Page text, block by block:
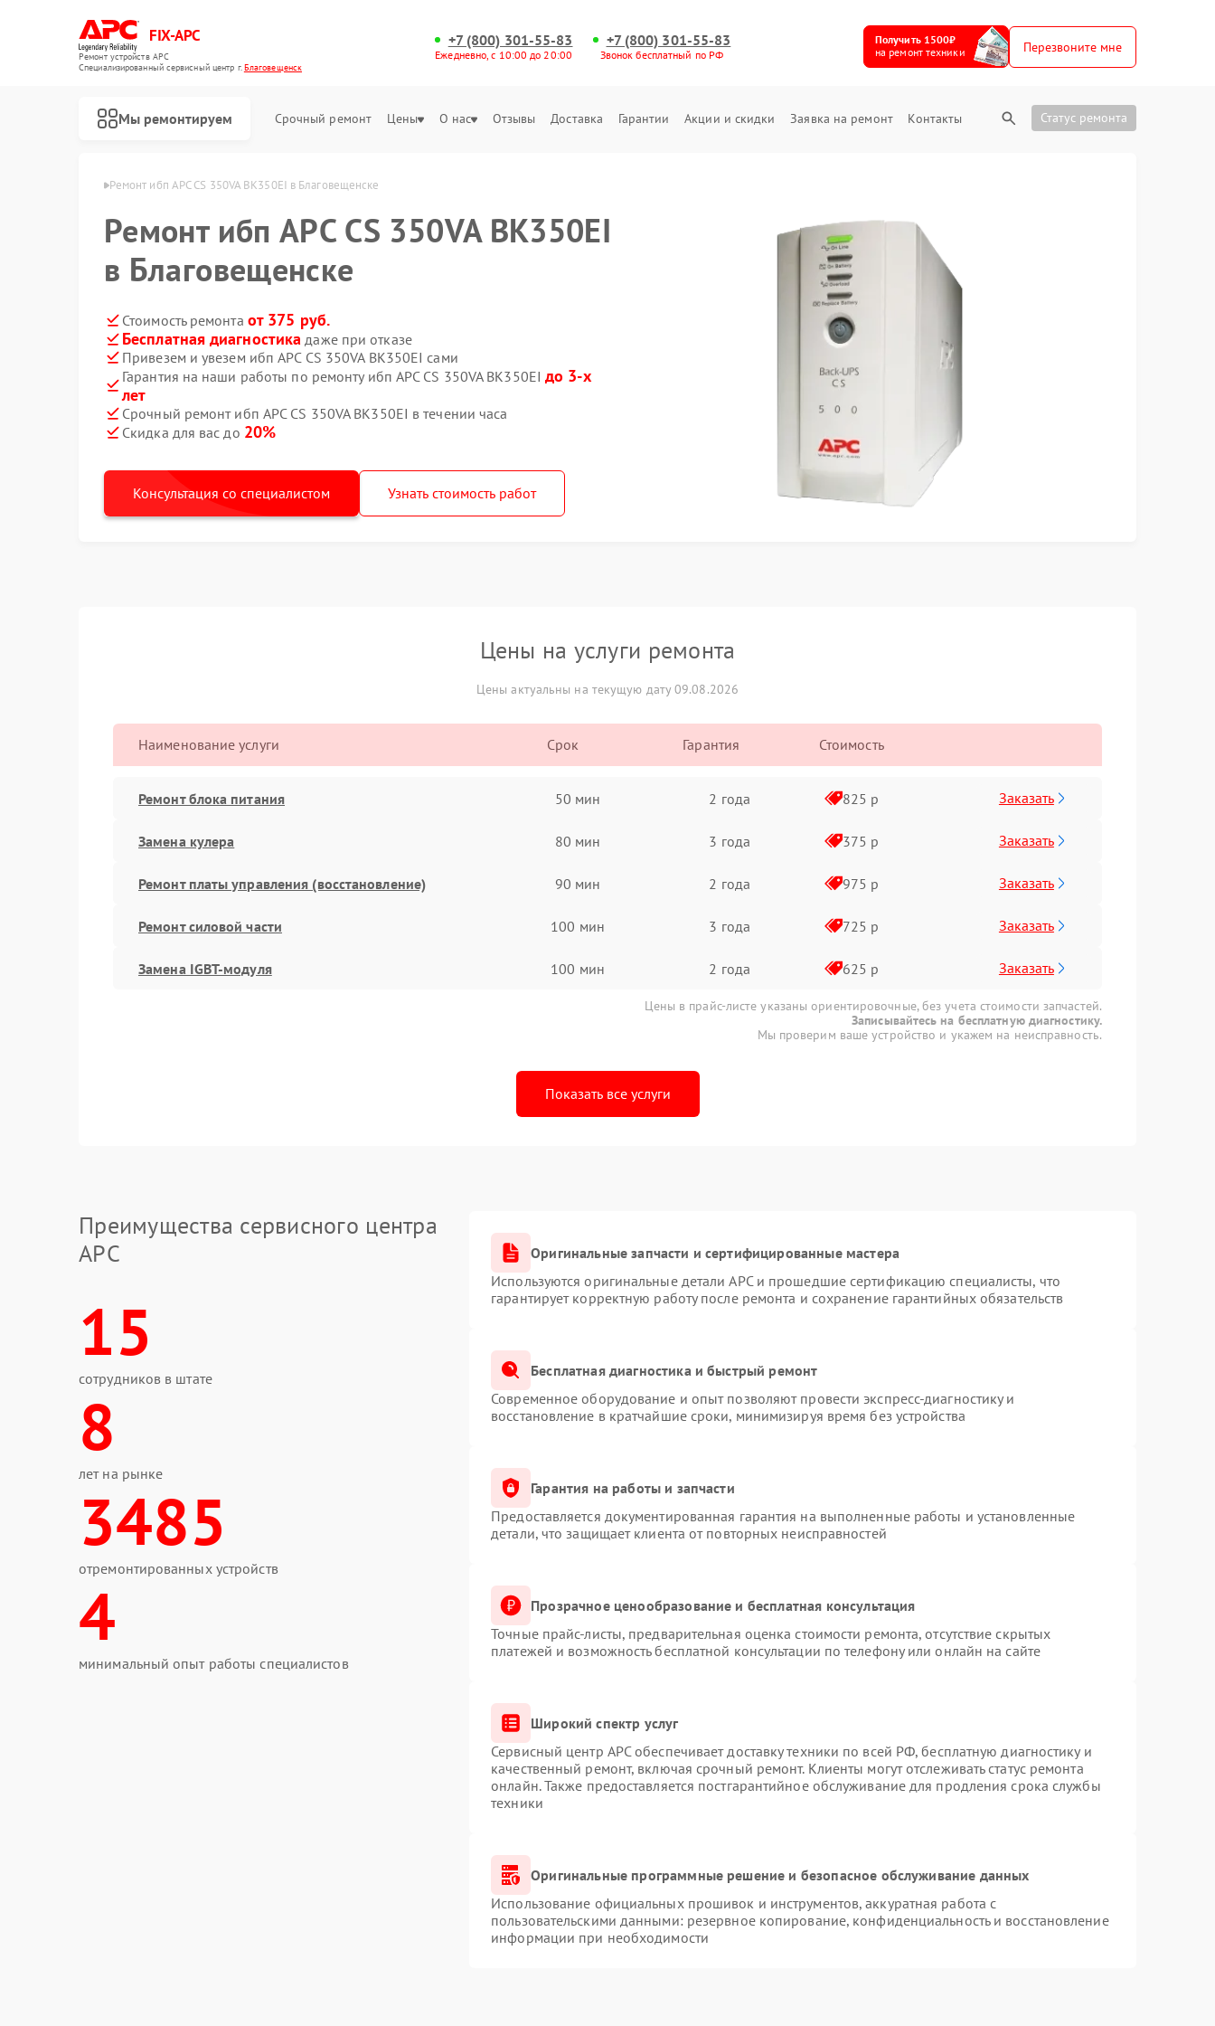
FIX-APC
Ремонт устройств APC
Специализированный cервисный центр г.Благовещенск
+7 (800) 301-55-83
Ежедневно, с 10:00 до 20:00
+7 (800) 301-55-83
Звонок бесплатный по РФ
Получить 1500₽
на ремонт техники
Перезвоните мне
Мы ремонтируем Срочный ремонт Цены О нас Отзывы Доставка Гарантии Акции и скидки Заявка на ремонт Контакты Статус ремонта
Ремонт ибп APC CS 350VA BK350EI в Благовещенске
Ремонт ибп APC CS 350VA BK350EI
в Благовещенске
Стоимость ремонта от 375 руб.
Бесплатная диагностика даже при отказе
Привезем и увезем ибп APC CS 350VA BK350EI сами
Гарантия на наши работы по ремонту ибп APC CS 350VA BK350EI до 3-х
лет
Срочный ремонт ибп APC CS 350VA BK350EI в течении часа
Скидка для вас до 20%
Консультация со специалистом Узнать стоимость работ
Цены на услуги ремонта
Цены актуальны на текущую дату 09.08.2026
Наименование услуги Срок Гарантия Стоимость
Ремонт блока питания 50 мин 2 года 825 р Заказать
Замена кулера 80 мин 3 года 375 р Заказать
Ремонт платы управления (восстановление) 90 мин 2 года 975 р Заказать
Ремонт силовой части 100 мин 3 года 725 р Заказать
Замена IGBT-модуля 100 мин 2 года 625 р Заказать
Цены в прайс-листе указаны ориентировочные, без учета стоимости запчастей.
Записывайтесь на бесплатную диагностику.
Мы проверим ваше устройство и укажем на неисправность.
Показать все услуги
Преимущества сервисного центра
APC
15
сотрудников в штате
8
лет на рынке
3485
отремонтированных устройств
4
минимальный опыт работы специалистов
Оригинальные запчасти и сертифицированные мастера
Используются оригинальные детали APC и прошедшие сертификацию специалисты, что
гарантирует корректную работу после ремонта и сохранение гарантийных обязательств
Бесплатная диагностика и быстрый ремонт
Современное оборудование и опыт позволяют провести экспресс-диагностику и
восстановление в кратчайшие сроки, минимизируя время без устройства
Гарантия на работы и запчасти
Предоставляется документированная гарантия на выполненные работы и установленные
детали, что защищает клиента от повторных неисправностей
Прозрачное ценообразование и бесплатная консультация
Точные прайс-листы, предварительная оценка стоимости ремонта, отсутствие скрытых
платежей и возможность бесплатной консультации по телефону или онлайн на сайте
Широкий спектр услуг
Сервисный центр APC обеспечивает доставку техники по всей РФ, бесплатную диагностику и
качественный ремонт, включая срочный ремонт. Клиенты могут отслеживать статус ремонта
онлайн. Также предоставляется постгарантийное обслуживание для продления срока службы
техники
Оригинальные программные решение и безопасное обслуживание данных
Использование официальных прошивок и инструментов, аккуратная работа с
пользовательскими данными: резервное копирование, конфиденциальность и восстановление
информации при необходимости